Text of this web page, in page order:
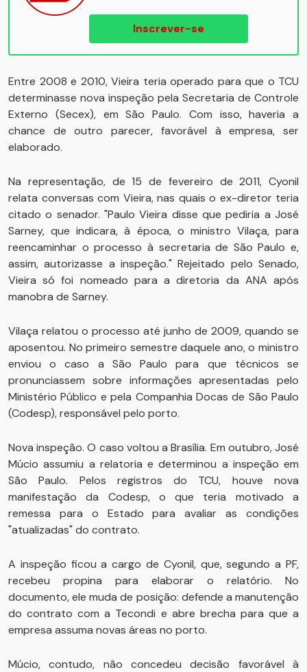
Inscrever-se
Entre 2008 e 2010, Vieira teria operado para que o TCU
determinasse nova inspeção pela Secretaria de Controle
Externo (Secex), em São Paulo. Com isso, haveria a
chance de outro parecer, favorável à empresa, ser
elaborado.
Na representação, de 15 de fevereiro de 2011, Cyonil
relata conversas com Vieira, nas quais o ex-diretor teria
citado o senador. "Paulo Vieira disse que pediria a José
Sarney, que indicara, à época, o ministro Vilaça, para
reencaminhar o processo à secretaria de São Paulo e,
assim, autorizasse a inspeção." Rejeitado pelo Senado,
Vieira só foi nomeado para a diretoria da ANA após
manobra de Sarney.
Vilaça relatou o processo até junho de 2009, quando se
aposentou. No primeiro semestre daquele ano, o ministro
enviou o caso a São Paulo para que técnicos se
pronunciassem sobre informações apresentadas pelo
Ministério Público e pela Companhia Docas de São Paulo
(Codesp), responsável pelo porto.
Nova inspeção. O caso voltou a Brasília. Em outubro, José
Múcio assumiu a relatoria e determinou a inspeção em
São Paulo. Pelos registros do TCU, houve nova
manifestação da Codesp, o que teria motivado a
remessa para o Estado para avaliar as condições
"atualizadas" do contrato.
A inspeção ficou a cargo de Cyonil, que, segundo a PF,
recebeu propina para elaborar o relatório. No
documento, ele muda de posição: defende a manutenção
do contrato com a Tecondi e abre brecha para que a
empresa assuma novas áreas no porto.
Múcio, contudo, não concedeu decisão favorável à